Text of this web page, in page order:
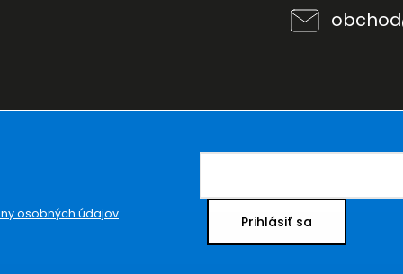
obchod
osobných údajov Prihlásiť sa